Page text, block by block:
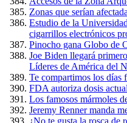
Zonas que serían
Estudio de la
cigarrillos electrónicos
Pinocho gana Globo de
Joe Biden llegará
Líderes de América del
Te compartimos los días
FDA autoriza dosis
Los famosos mármoles
Jeremy Renner manda
¿No te gusta la rosca de